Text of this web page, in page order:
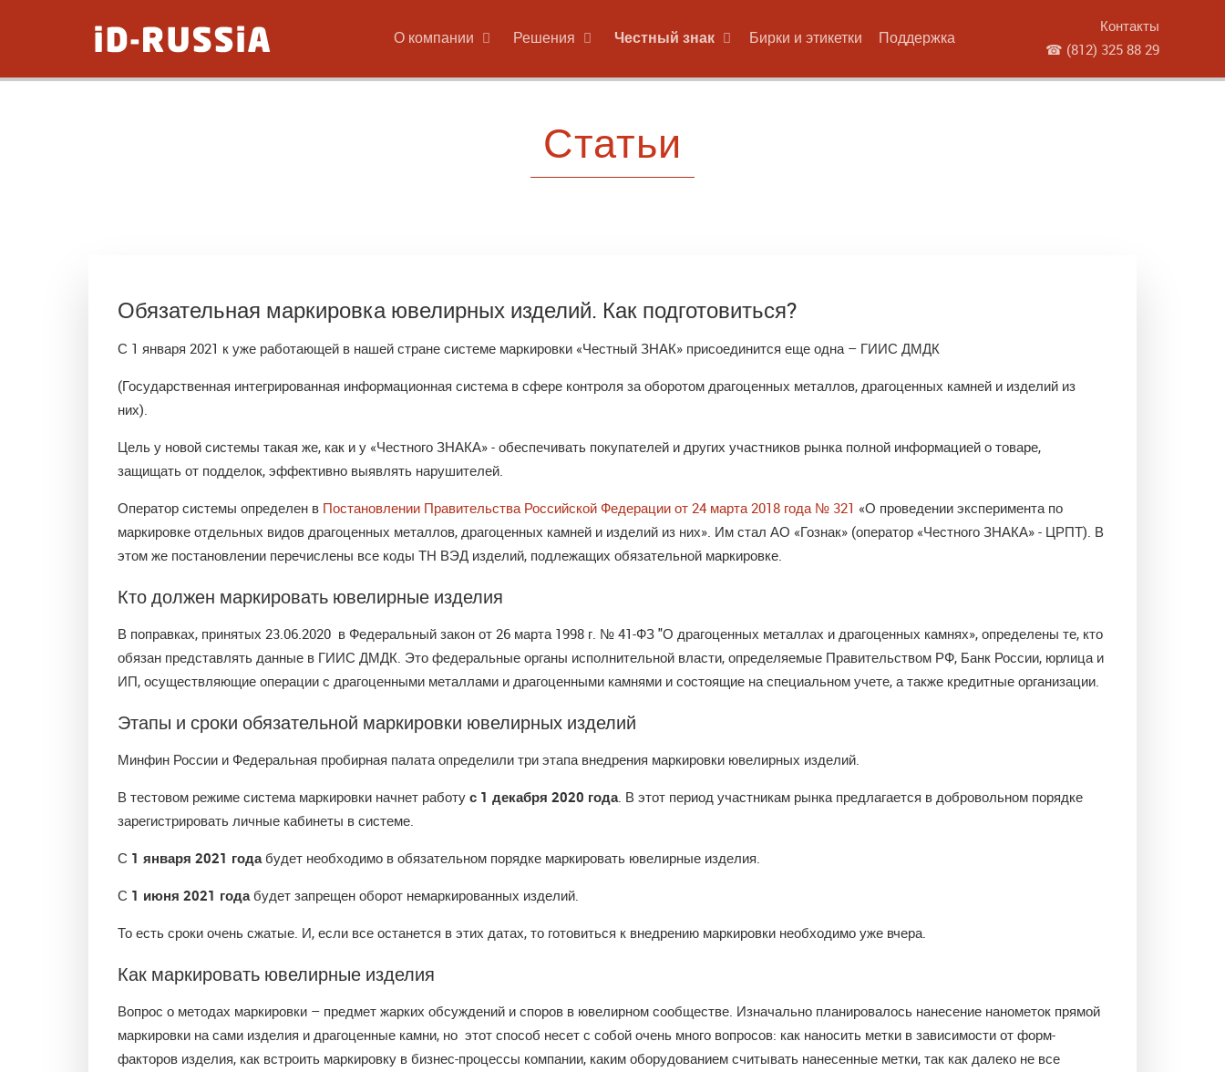
О компании Решения Честный знак Бирки и этикетки Поддержка
Контакты
☎ (812) 325 88 29
Статьи
Обязательная маркировка ювелирных изделий. Как подготовиться?
С 1 января 2021 к уже работающей в нашей стране системе маркировки «Честный ЗНАК» присоединится еще одна – ГИИС ДМДК
(Государственная интегрированная информационная система в сфере контроля за оборотом драгоценных металлов, драгоценных камней и изделий из
них).
Цель у новой системы такая же, как и у «Честного ЗНАКА» - обеспечивать покупателей и других участников рынка полной информацией о товаре,
защищать от подделок, эффективно выявлять нарушителей.
Оператор системы определен в Постановлении Правительства Российской Федерации от 24 марта 2018 года № 321 «О проведении эксперимента по
маркировке отдельных видов драгоценных металлов, драгоценных камней и изделий из них». Им стал АО «Гознак» (оператор «Честного ЗНАКА» - ЦРПТ). В
этом же постановлении перечислены все коды ТН ВЭД изделий, подлежащих обязательной маркировке.
Кто должен маркировать ювелирные изделия
В поправках, принятых 23.06.2020 в Федеральный закон от 26 марта 1998 г. № 41-ФЗ "О драгоценных металлах и драгоценных камнях», определены те, кто
обязан представлять данные в ГИИС ДМДК. Это федеральные органы исполнительной власти, определяемые Правительством РФ, Банк России, юрлица и
ИП, осуществляющие операции с драгоценными металлами и драгоценными камнями и состоящие на специальном учете, а также кредитные организации.
Этапы и сроки обязательной маркировки ювелирных изделий
Минфин России и Федеральная пробирная палата определили три этапа внедрения маркировки ювелирных изделий.
В тестовом режиме система маркировки начнет работу с 1 декабря 2020 года. В этот период участникам рынка предлагается в добровольном порядке
зарегистрировать личные кабинеты в системе.
С 1 января 2021 годабудет необходимо в обязательном порядке маркировать ювелирные изделия.
С 1 июня 2021 годабудет запрещен оборот немаркированных изделий.
То есть сроки очень сжатые. И, если все останется в этих датах, то готовиться к внедрению маркировки необходимо уже вчера.
Как маркировать ювелирные изделия
Вопрос о методах маркировки – предмет жарких обсуждений и споров в ювелирном сообществе. Изначально планировалось нанесение нанометок прямой
маркировки на сами изделия и драгоценные камни, но этот способ несет с собой очень много вопросов: как наносить метки в зависимости от форм-
факторов изделия, как встроить маркировку в бизнес-процессы компании, каким оборудованием считывать нанесенные метки, так как далеко не все